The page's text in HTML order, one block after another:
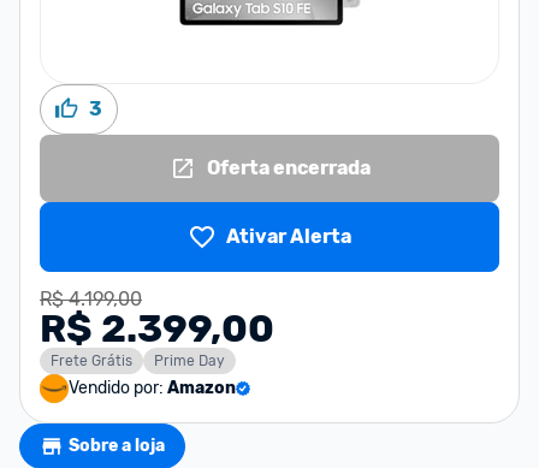
3
Oferta encerrada
Ativar Alerta
R$ 4.199,00
R$ 2.399,00
Frete Grátis Prime Day
Vendido por: Amazon
Sobre a loja